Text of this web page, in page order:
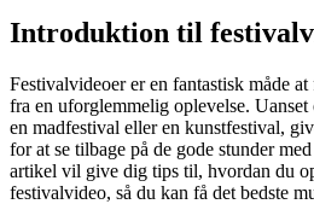
Introduktion til
Festivalvideoer er en fantastisk måde
fra en uforglemmelig oplevelse.
en madfestival eller en kunstfestival,
for at se tilbage på de gode stunder
artikel vil give dig tips til, hvordan du
festivalvideo, så du kan få det bedste